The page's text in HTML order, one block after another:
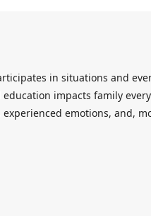
in situations and
education impacts family
emotions, and,